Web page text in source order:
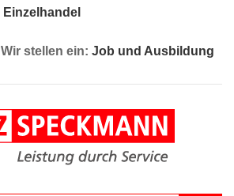
Einzelhandel
Wir stellen ein: Job und Ausbildung